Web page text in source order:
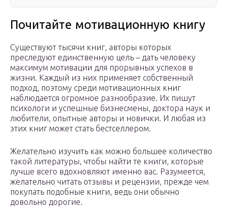
Почитайте мотивационную книгу
Существуют тысячи книг, авторы которых
преследуют единственную цель – дать человеку
максимум мотивации для прорывных успехов в
жизни. Каждый из них применяет собственный
подход, поэтому среди мотивационных книг
наблюдается огромное разнообразие. Их пишут
психологи и успешные бизнесмены, доктора наук и
любители, опытные авторы и новички. И любая из
этих книг может стать бестселлером.
Желательно изучить как можно большее количество
такой литературы, чтобы найти те книги, которые
лучше всего вдохновляют именно вас. Разумеется,
желательно читать отзывы и рецензии, прежде чем
покупать подобные книги, ведь они обычно
довольно дорогие.